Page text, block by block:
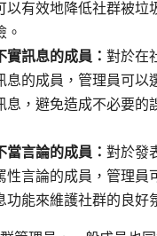
以有效地降低社群被垃
。
實訊息的成員： 對於在
息的成員，管理員可以
息，避免造成不必要的
當言論的成員： 對於發
性言論的成員，管理員
功能來維護社群的良好